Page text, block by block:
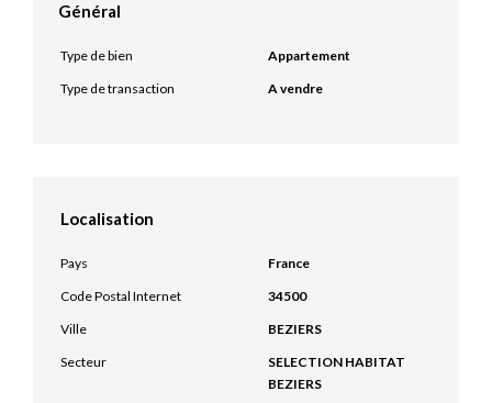
Général
Type de bien
Appartement
Type de transaction
A vendre
Localisation
Pays
France
Code Postal Internet
34500
Ville
BEZIERS
Secteur
SELECTION HABITAT
BEZIERS